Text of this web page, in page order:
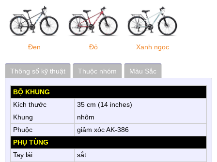
Đen Đỏ Xanh ngọc
Thông số kỹ thuật Thuộc nhóm Màu Sắc
BỘ KHUNG
Kích thước
35 cm (14 inches)
Khung
nhôm
Phuộc
giảm xóc AK-386
PHỤ TÙNG
Tay lái
sắt